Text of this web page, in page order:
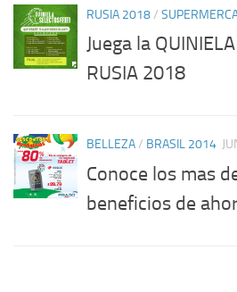
RUSIA 2018/
Juega la
RUSIA 2018
BELLEZA/ BRASIL 2014
Conoce los mas
beneficios de